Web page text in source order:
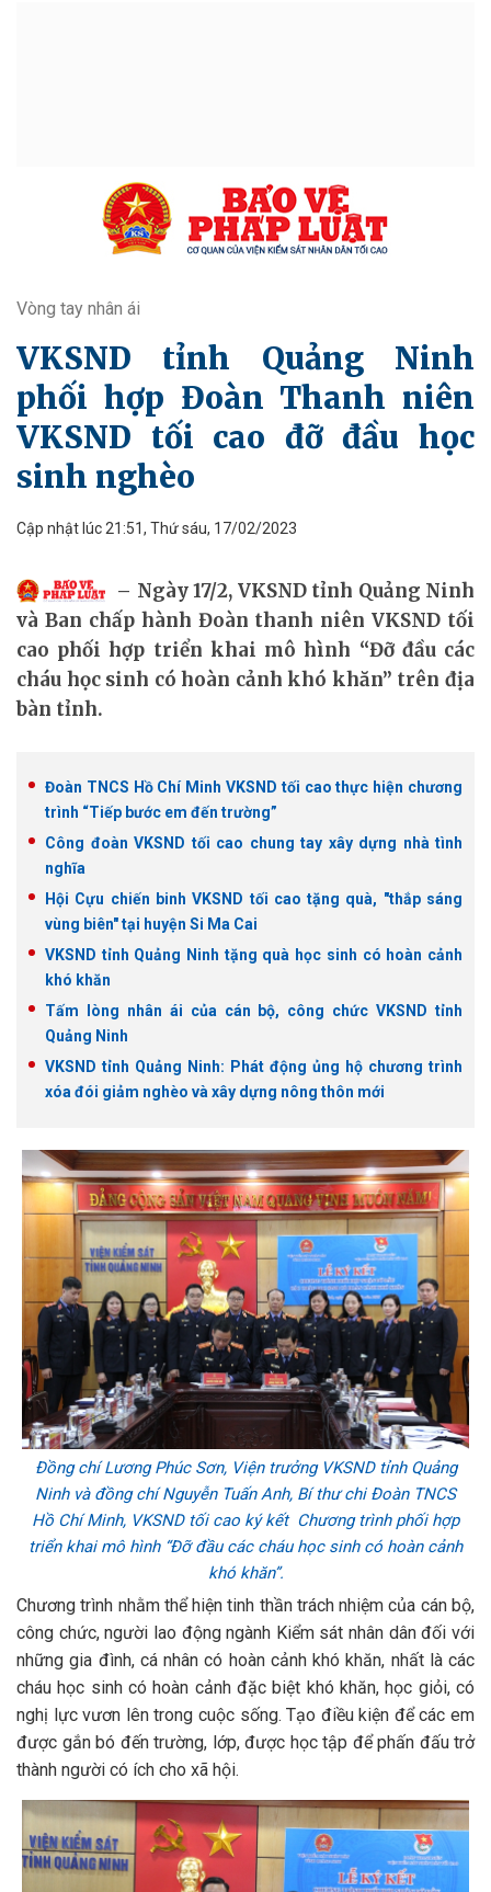
Vòng tay nhân ái
VKSND tỉnh Quảng Ninh
phối hợp Đoàn Thanh niên
VKSND tối cao đỡ đầu học
sinh nghèo
Cập nhật lúc 21:51, Thứ sáu, 17/02/2023
Ngày 17/2, VKSND tỉnh Quảng Ninh
và Ban chấp hành Đoàn thanh niên VKSND tối
cao phối hợp triển khai mô hình “Đỡ đầu các
cháu học sinh có hoàn cảnh khó khăn” trên địa
bàn tỉnh.
Đoàn TNCS Hồ Chí Minh VKSND tối cao thực hiện chương
trình “Tiếp bước em đến trường”
Công đoàn VKSND tối cao chung tay xây dựng nhà tình
nghĩa
Hội Cựu chiến binh VKSND tối cao tặng quà, "thắp sáng
vùng biên" tại huyện Si Ma Cai
VKSND tỉnh Quảng Ninh tặng quà học sinh có hoàn cảnh
khó khăn
Tấm lòng nhân ái của cán bộ, công chức VKSND tỉnh
Quảng Ninh
VKSND tỉnh Quảng Ninh: Phát động ủng hộ chương trình
xóa đói giảm nghèo và xây dựng nông thôn mới
Đồng chí Lương Phúc Sơn, Viện trưởng VKSND tỉnh Quảng
Ninh và đồng chí Nguyễn Tuấn Anh, Bí thư chi Đoàn TNCS
Hồ Chí Minh, VKSND tối cao ký kết Chương trình phối hợp
triển khai mô hình “Đỡ đầu các cháu học sinh có hoàn cảnh
khó khăn”.
Chương trình nhằm thể hiện tinh thần trách nhiệm của cán bộ,
công chức, người lao động ngành Kiểm sát nhân dân đối với
những gia đình, cá nhân có hoàn cảnh khó khăn, nhất là các
cháu học sinh có hoàn cảnh đặc biệt khó khăn, học giỏi, có
nghị lực vươn lên trong cuộc sống. Tạo điều kiện để các em
được gắn bó đến trường, lớp, được học tập để phấn đấu trở
thành người có ích cho xã hội.